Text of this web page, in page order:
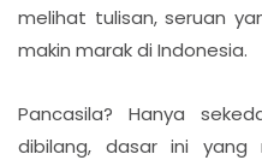
melihat tulisan, seruan
makin marak di Indonesia.
Pancasila? Hanya
dibilang, dasar ini yang